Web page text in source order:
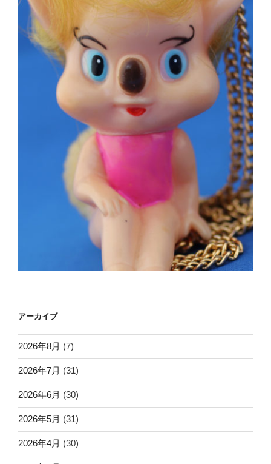
アーカイブ
2026年8月 (7)
2026年7月 (31)
2026年6月 (30)
2026年5月 (31)
2026年4月 (30)